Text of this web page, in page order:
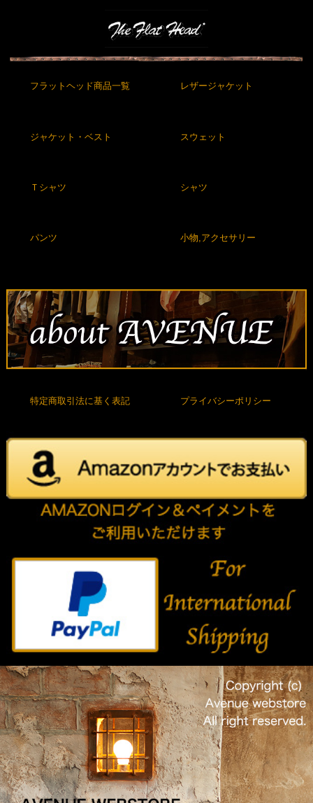
フラットヘッド商品一覧 レザージャケット
ジャケット・ベスト スウェット
Ｔシャツ シャツ
パンツ 小物,アクセサリー
特定商取引法に基く表記 プライバシーポリシー